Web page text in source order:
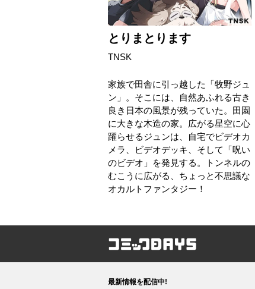
とりまとります
TNSK
家族で田舎に引っ越した「牧野ジュ
ン」。そこには、自然あふれる古き
良き日本の風景が残っていた。田園
に大きな木造の家。広がる星空に心
躍らせるジュンは、自宅でビデオカ
メラ、ビデオデッキ、そして「呪い
のビデオ」を発見する。トンネルの
むこうに広がる、ちょっと不思議な
オカルトファンタジー！
コミックDAYS
最新情報を配信中!